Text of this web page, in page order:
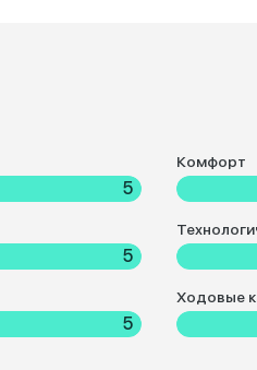
5
Комфорт
5
5
Ходовые